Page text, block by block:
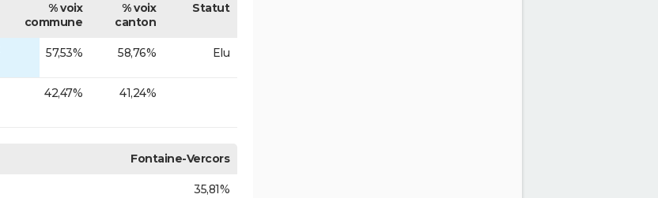
% voix
commune
% voix
canton
Statut
57,53% 58,76% Elu
42,47% 41,24%
Fontaine-Vercors
35,81%